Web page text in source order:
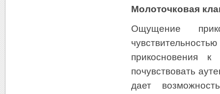
Молоточковая
Ощущение
прикосновения к
почувствовать
дает